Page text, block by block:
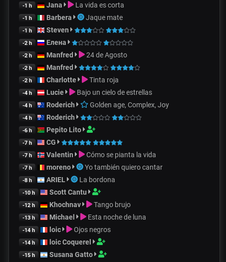
-1 h Jana La vida es corta
-1 h Barbera Jaque mate
-1 h Steven
-2 h Елена
-2 h Manfred 24 de Agosto
-2 h Manfred
-2 h Charlotte Tinta roja
-4 h Lucie Bajo un cielo de estrellas
-4 h Roderich Golden age, Complex, Joy
-4 h Roderich
-6 h Pepito Lito
-7 h CG
-7 h Valentin Cómo se pianta la vida
-7 h moreno Yo también quiero cantar
-8 h ARIEL La bordona
-10 h Scott Cantu
-12 h Khochnav Tango brujo
-13 h Michael Esta noche de luna
-14 h loic Ojos negros
-14 h loic Coquerel
-15 h Susana Gatto